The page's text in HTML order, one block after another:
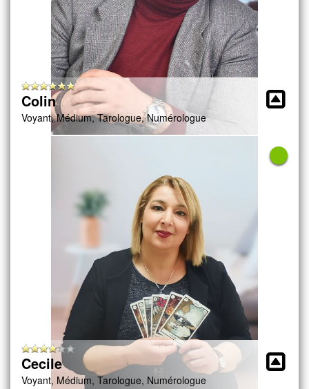
Colin
Voyant, Médium, Tarologue, Numérologue
Cecile
Voyant, Médium, Tarologue, Numérologue